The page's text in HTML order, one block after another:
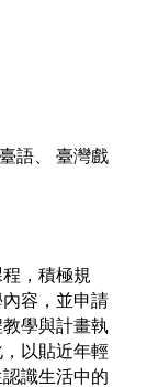
臺語、
臺灣戲
，積極規
容，並申請
學與計畫執
以貼近年輕
識生活中的